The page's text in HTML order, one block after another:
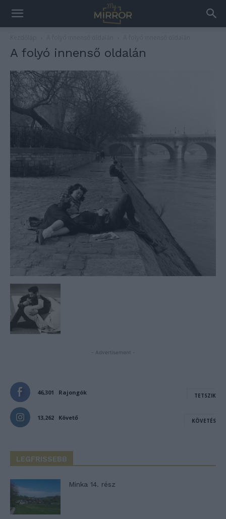
A folyó innenső oldalán
- Advertisement -
46,301 Rajongók TETSZIK
13,262 Követő KÖVETÉS
LEGFRISSEBB
Minka 14. rész